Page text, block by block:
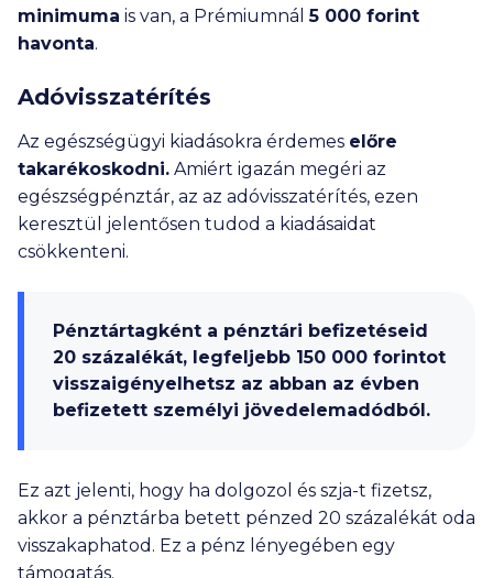
minimuma is van, a Prémiumnál5 000 forint
havonta.
Adóvisszatérítés
Az egészségügyi kiadásokra érdemes előre
takarékoskodni. Amiért igazán megéri az
egészségpénztár, az az adóvisszatérítés, ezen
keresztül jelentősen tudod a kiadásaidat
csökkenteni.
Pénztártagként a pénztári befizetéseid
20 százalékát, legfeljebb 150 000 forintot
visszaigényelhetsz az abban az évben
befizetett személyi jövedelemadódból.
Ez azt jelenti, hogy ha dolgozol és szja-t fizetsz,
akkor a pénztárba betett pénzed 20 százalékát oda
visszakaphatod. Ez a pénz lényegében egy
támogatás.